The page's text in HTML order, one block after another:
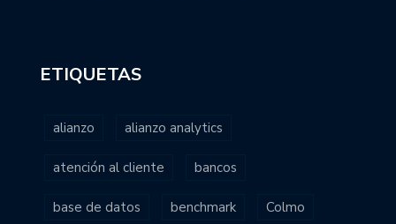
ETIQUETAS
alianzo alianzo analytics
atención al cliente bancos
base de datos benchmark Colmo